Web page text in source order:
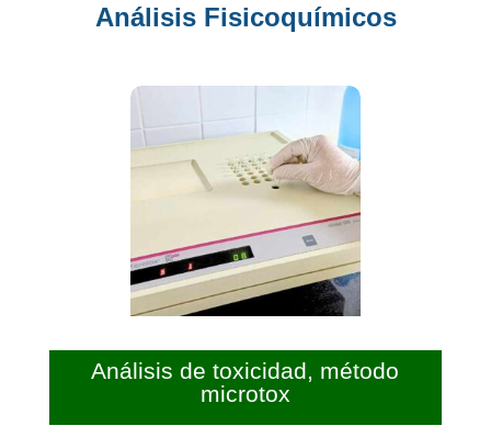
Análisis Fisicoquímicos
Análisis de toxicidad, método
microtox